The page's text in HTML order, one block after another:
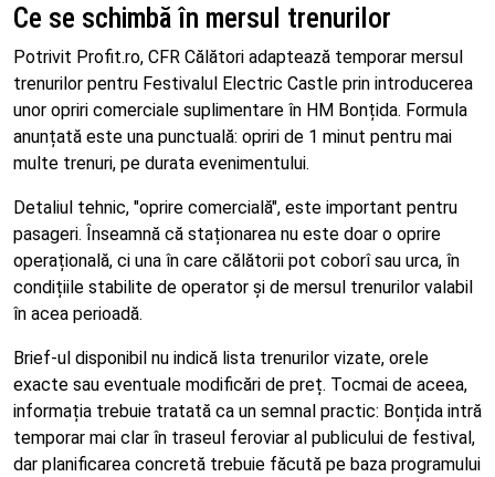
Ce se schimbă în mersul trenurilor
Potrivit Profit.ro, CFR Călători adaptează temporar mersul
trenurilor pentru Festivalul Electric Castle prin introducerea
unor opriri comerciale suplimentare în HM Bonțida. Formula
anunțată este una punctuală: opriri de 1 minut pentru mai
multe trenuri, pe durata evenimentului.
Detaliul tehnic, "oprire comercială", este important pentru
pasageri. Înseamnă că staționarea nu este doar o oprire
operațională, ci una în care călătorii pot coborî sau urca, în
condițiile stabilite de operator și de mersul trenurilor valabil
în acea perioadă.
Brief-ul disponibil nu indică lista trenurilor vizate, orele
exacte sau eventuale modificări de preț. Tocmai de aceea,
informația trebuie tratată ca un semnal practic: Bonțida intră
temporar mai clar în traseul feroviar al publicului de festival,
dar planificarea concretă trebuie făcută pe baza programului